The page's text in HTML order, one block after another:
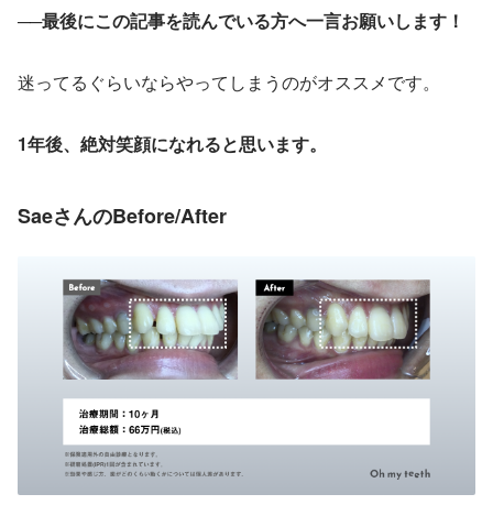
──最後にこの記事を読んでいる方へ一言お願いします！
迷ってるぐらいならやってしまうのがオススメです。
1年後、絶対笑顔になれると思います。
SaeさんのBefore/After